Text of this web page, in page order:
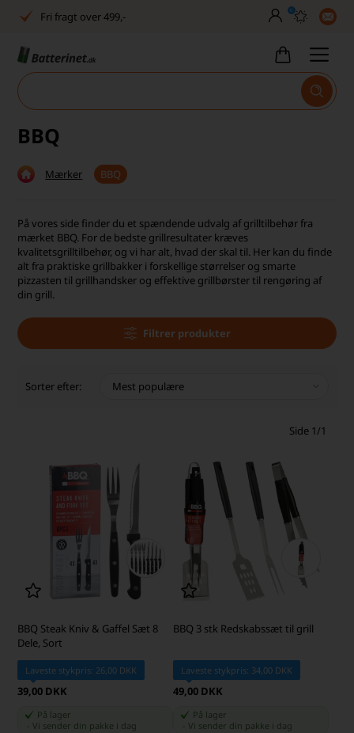
Fri fragt over 499,-
Dag-til-dag levering
Dansk lager
30 dages returret
Høj kundetilfredshed
0
BBQ
Mærker BBQ
På vores side finder du et spændende udvalg af grilltilbehør fra
mærket BBQ. For de bedste grillresultater kræves
kvalitetsgrilltilbehør, og vi har alt, hvad der skal til. Her kan du finde
alt fra praktiske grillbakker i forskellige størrelser og smarte
pizzasten til grillhandsker og effektive grillbørster til rengøring af
din grill.
Filtrer produkter
Sorter efter:
Side 1/1
BBQ Steak Kniv & Gaffel Sæt 8
Dele, Sort
Laveste stykpris: 26,00 DKK
39,00 DKK
På lager
-Vi sender din pakke i dag
BBQ 3 stk Redskabssæt til grill
Laveste stykpris: 34,00 DKK
49,00 DKK
På lager
Vi sender din pakke i dag